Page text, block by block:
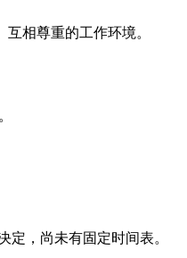
相尊重的工作环境。
，尚未有固定时间表。